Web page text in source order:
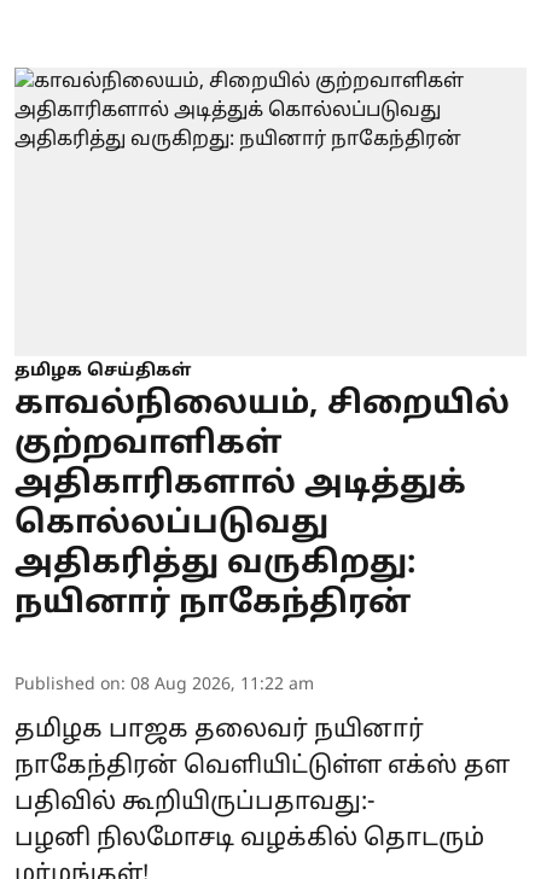
தமிழக செய்திகள்
காவல்நிலையம், சிறையில்
குற்றவாளிகள்
அதிகாரிகளால் அடித்துக்
கொல்லப்படுவது
அதிகரித்து வருகிறது:
நயினார் நாகேந்திரன்
Published on: 08 Aug 2026, 11:22 am
தமிழக பாஜக தலைவர் நயினார்
நாகேந்திரன் வெளியிட்டுள்ள எக்ஸ் தள
பதிவில் கூறியிருப்பதாவது:-
பழனி நிலமோசடி வழக்கில் தொடரும்